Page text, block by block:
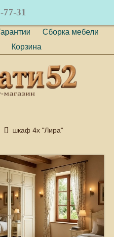
77-31
Сборка мебели
Корзина
шкаф 4х "Лира"